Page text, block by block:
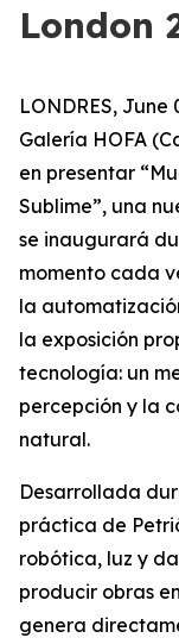
London
LONDRES, June
Galería HOFA
en presentar “
Sublime”, una
se inaugurará
momento cada
la
la exposición
tecnología: un
percepción y la
natural.
Desarrollada
práctica de
robótica, luz y
producir obras
genera